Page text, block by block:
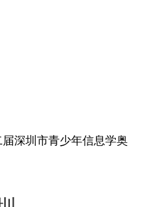
深圳市青少年信息学奥